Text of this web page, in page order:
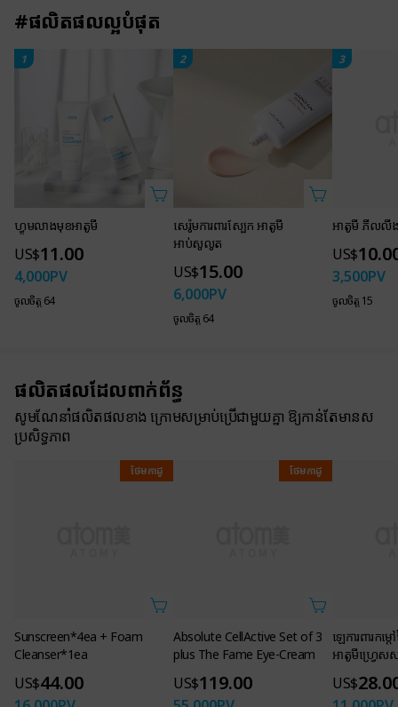
#ផលិតផលល្អបំផុត
1
ហ្វូមលាងមុខអាតូមី
US$11.00
4,000PV
ចូលចិត្ត 64
2
សេរ៉ូមការពារស្បែក អាតូមី
អាប់សូលូត
US$15.00
6,000PV
ចូលចិត្ត 64
3
អាតូមី ភីលលីង
US$
3,500PV
ចូលចិត្ត 15
ផលិតផលដែលពាក់ព័ន្ធ
សូមណែនាំផលិតផលខាង ក្រោមសម្រាប់ប្រើជាមួយគ្នា ឱ្យកាន់តែមានស
ប្រសិទ្ធភាព
ថែមកាដូ
Sunscreen*4ea + Foam
Cleanser*1ea
US$44.00
ថែមកាដូ
Absolute CellActive Set of 3
plus The Fame Eye-Cream
US$119.00
ឡេការពារកម្ដៅ
អាតូមីហ្រ្វេ
US$